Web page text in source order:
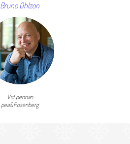
Bruno Ohlzon
Vid pennan
pea&Rosenberg